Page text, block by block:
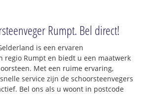
Rumpt. Bel direct!
is een ervaren
regio Rumpt en biedt u een maatwerk
Met een ruime ervaring,
service zijn de schoorsteenvegers
Bel ons als u woont in postcode